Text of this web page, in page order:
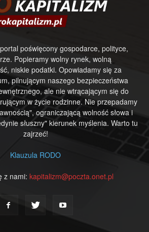
poświęcony gospodarce, polityce,
Popieramy wolny rynek, wolną
niskie podatki. Opowiadamy się za
pilnującym naszego bezpieczeństwa
ale nie wtrącającym się do
w życie rodzinne. Nie przepadamy
ograniczającą wolność słowa i
słuszny" kierunek myślenia. Warto tu
zajrzeć!
Klauzula RODO
z nami: kapitalizm@poczta.onet.pl